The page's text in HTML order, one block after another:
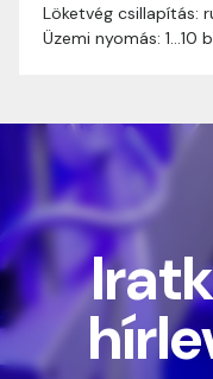
Löketvég csillapítás:
Üzemi nyomás: 1…10